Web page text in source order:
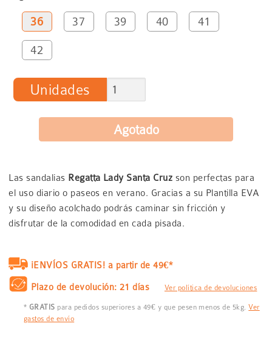
36 37 39 40 41
42
Unidades
Las sandalias Regatta Lady Santa Cruz son perfectas para
el uso diario o paseos en verano. Gracias a su Plantilla EVA
y su diseño acolchado podrás caminar sin fricción y
disfrutar de la comodidad en cada pisada.
¡ENVÍOS GRATIS! a partir de 49€*
Plazo de devolución: 21 días Ver política de devoluciones
* GRATIS para pedidos superiores a 49€ y que pesen menos de 5kg.Ver
gastos de envío